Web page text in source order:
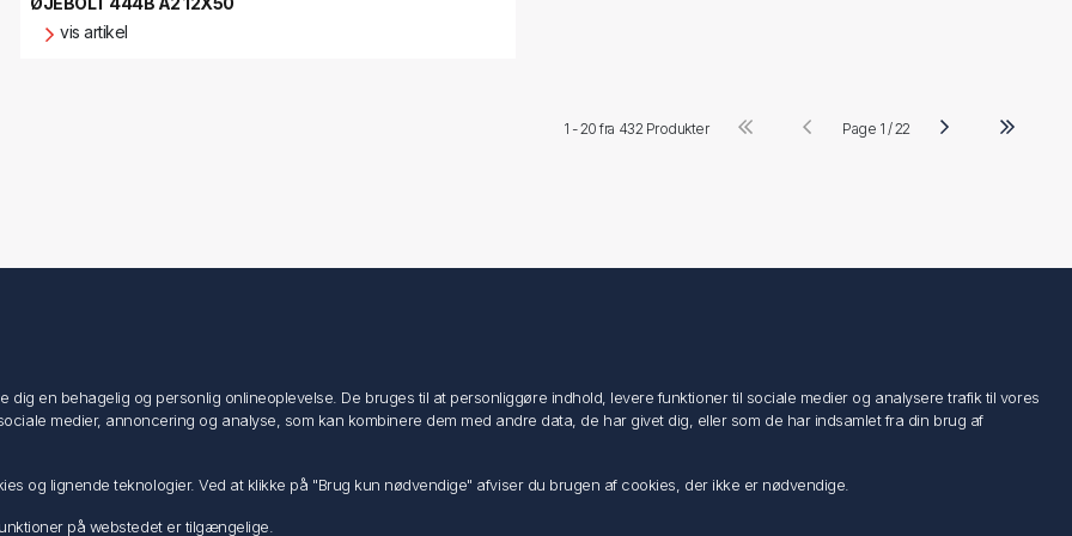
vis artikel
1 - 20 fra 432 Produkter Page 1 / 22
Ordrer
en behagelig og personlig onlineoplevelse. De bruges til at personliggøre indhold, levere funktioner til sociale medier og analysere trafik til vores
medier, annoncering og analyse, som kan kombinere dem med andre data, de har givet dig, eller som de har indsamlet fra din brug af
og lignende teknologier. Ved at klikke på "Brug kun nødvendige" afviser du brugen af cookies, der ikke er nødvendige.
på webstedet er tilgængelige.